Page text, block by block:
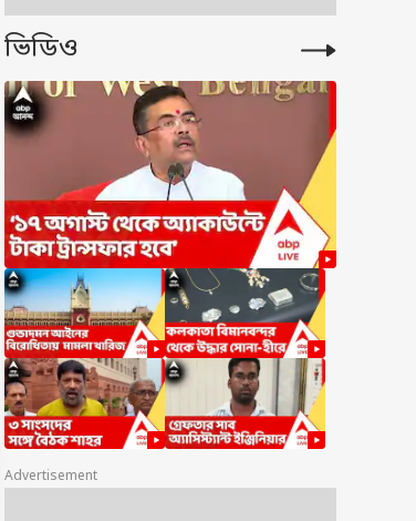
ভিডিও
Advertisement